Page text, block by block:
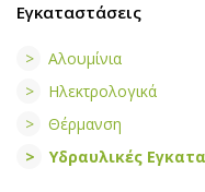
Εγκαταστάσεις
Αλουμίνια
Ηλεκτρολογικά
Θέρμανση
Υδραυλικές